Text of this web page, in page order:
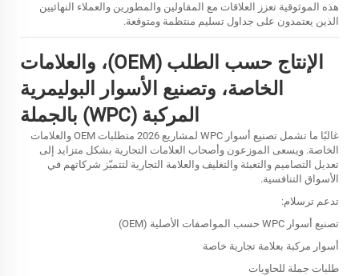
هذه الموثوقية تعزز العلاقات مع المقاولين والمطورين والعملاء النهائيين
الذين يعتمدون على جداول تسليم منتظمة ومتوقعة.
الإنتاج حسب الطلب (OEM)، والعلامات
الخاصة، وتصنيع الأسوار البوليمرية
المركبة (WPC) بالجملة
غالبًا ما تشمل تصنيع أسوار WPC لمشاريع 2026 متطلبات OEM والعلامات
الخاصة. ويسعى الموزعون وأصحاب العلامات التجارية بشكل متزايد إلى
تعديل التصاميم والتعبئة والتغليف والعلامة التجارية لتتميّز شركاتهم في
الأسواق التنافسية.
تدعم ترسلام:
تصنيع أسوار WPC حسب المواصفات الأصلية (OEM)
أسوار مركبة بعلامة تجارية خاصة
طلبات جملة للحاويات